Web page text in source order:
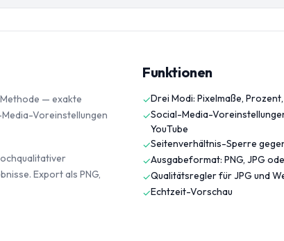
Methode — exakte
Voreinstellungen
Export als PNG,
Funktionen
✓Drei Modi: Pixelmaße,
✓Social-Media-
YouTube
✓Seitenverhältnis-Sperre
✓Ausgabeformat: PNG, JPG
✓Qualitätsregler für JPG und
✓Echtzeit-Vorschau